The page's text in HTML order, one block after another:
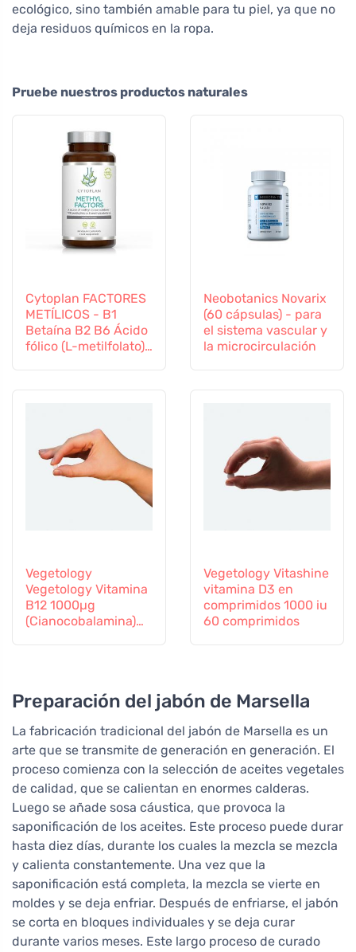
ecológico, sino también amable para tu piel, ya que no
deja residuos químicos en la ropa.
Pruebe nuestros productos naturales
Cytoplan FACTORES
METÍLICOS - B1
Betaína B2 B6 Ácido
fólico (L-metilfolato)
Neobotanics Novarix
(60 cápsulas) - para
el sistema vascular y
la microcirculación
Vegetology
Vegetology Vitamina
B12 1000µg
(Cianocobalamina)
Vegetology Vitashine
vitamina D3 en
comprimidos 1000 iu
60 comprimidos
Preparación del jabón de Marsella
La fabricación tradicional del jabón de Marsella es un
arte que se transmite de generación en generación. El
proceso comienza con la selección de aceites vegetales
de calidad, que se calientan en enormes calderas.
Luego se añade sosa cáustica, que provoca la
saponificación de los aceites. Este proceso puede durar
hasta diez días, durante los cuales la mezcla se mezcla
y calienta constantemente. Una vez que la
saponificación está completa, la mezcla se vierte en
moldes y se deja enfriar. Después de enfriarse, el jabón
se corta en bloques individuales y se deja curar
durante varios meses. Este largo proceso de curado